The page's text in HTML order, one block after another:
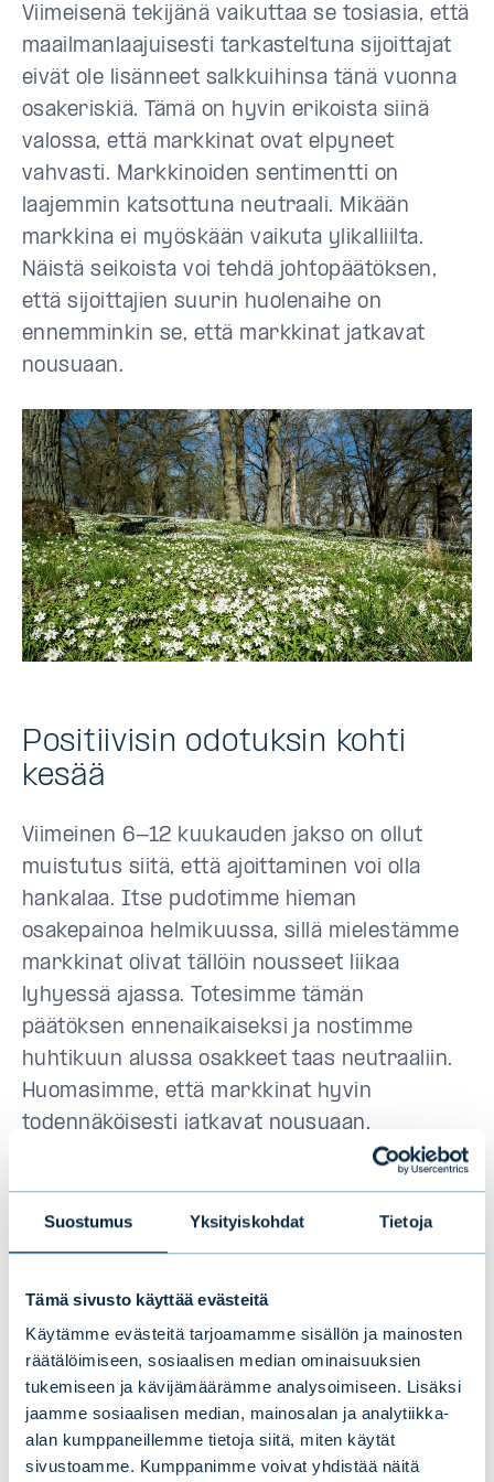
Suostumus Yksityiskohdat Tietoja
Tämä sivusto käyttää evästeitä
Käytämme evästeitä tarjoamamme sisällön ja mainosten
räätälöimiseen, sosiaalisen median ominaisuuksien
tukemiseen ja kävijämäärämme analysoimiseen. Lisäksi
jaamme sosiaalisen median, mainosalan ja analytiikka-
alan kumppaneillemme tietoja siitä, miten käytät
sivustoamme. Kumppanimme voivat yhdistää näitä
Viimeisenä tekijänä vaikuttaa se tosiasia, että
maailmanlaajuisesti tarkasteltuna sijoittajat
eivät ole lisänneet salkkuihinsa tänä vuonna
osakeriskiä. Tämä on hyvin erikoista siinä
valossa, että markkinat ovat elpyneet
vahvasti. Markkinoiden sentimentti on
laajemmin katsottuna neutraali. Mikään
markkina ei myöskään vaikuta ylikalliilta.
Näistä seikoista voi tehdä johtopäätöksen,
että sijoittajien suurin huolenaihe on
ennemminkin se, että markkinat jatkavat
nousuaan.
Positiivisin odotuksin kohti
kesää
Viimeinen 6-12 kuukauden jakso on ollut
muistutus siitä, että ajoittaminen voi olla
hankalaa. Itse pudotimme hieman
osakepainoa helmikuussa, sillä mielestämme
markkinat olivat tällöin nousseet liikaa
lyhyessä ajassa. Totesimme tämän
päätöksen ennenaikaiseksi ja nostimme
huhtikuun alussa osakkeet taas neutraaliin.
Huomasimme, että markkinat hyvin
todennäköisesti jatkavat nousuaan.
Omaisuusluokkien sisällä olemme kuitenkin
ylipainossa riskillisimmissä sijoituksissa.
Suosimme korkosijoituksissa high yield-
hyvin myös loppuvuonna. Osakkeiden sisällä
suosimme erityisesti kehittyviä markkinoita
halvan hinnoittelun ja parempien
kasvunäkymien johdosta.
Vaikka monet markkinat, kuten